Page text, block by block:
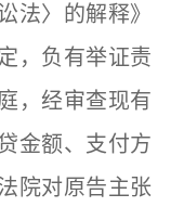
法〉的解释》
，负有举证责
，经审查现有
金额、支付方
院对原告主张